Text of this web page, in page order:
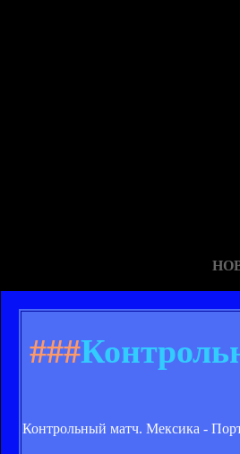
###
Контрольный матч. Мексика -